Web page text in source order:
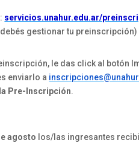
servicios.unahur.edu.ar/
gestionar tu preinscripción)
le das click al botón
enviarlo a
Pre-Inscripción.
agosto los/las ingresantes